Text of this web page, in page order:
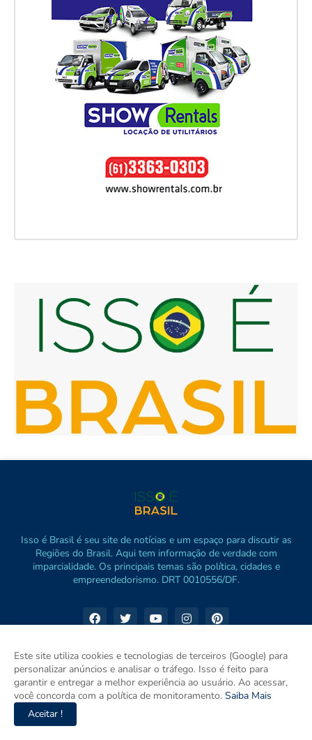
Isso é Brasil é seu site de notícias e um espaço para discutir as
Regiões do Brasil. Aqui tem informação de verdade com
imparcialidade. Os principais temas são política, cidades e
empreendedorismo. DRT 0010556/DF.
Este site utiliza cookies e tecnologias de terceiros (Google) para
personalizar anúncios e analisar o tráfego. Isso é feito para
garantir e entregar a melhor experiência ao usuário. Ao acessar,
você concorda com a política de monitoramento. Saiba Mais
Aceitar !